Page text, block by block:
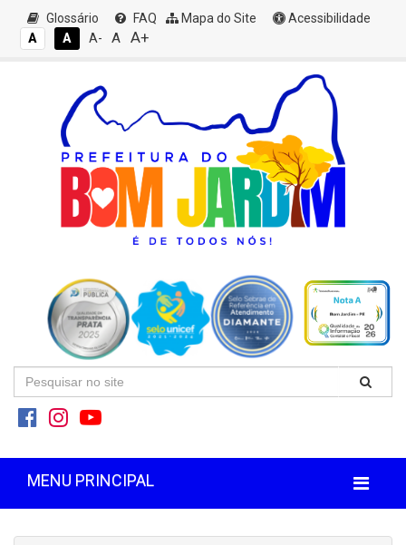
Glossário FAQ Mapa do Site
Acessibilidade
A
A A- A A+
MENU PRINCIPAL